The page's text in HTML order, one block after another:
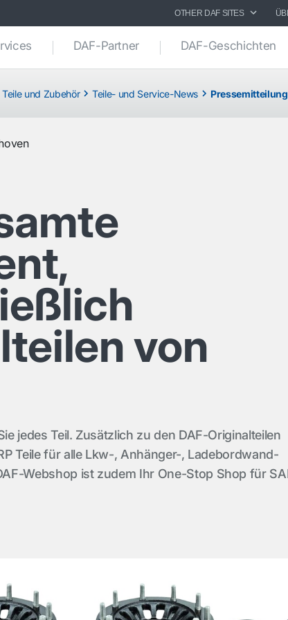
OTHER DAF SITES
DAF-Partner DAF-Geschichten
Teile und Zubehör Teile- und Service-News Pressemitteilung
von
jedes Teil. Zusätzlich zu den DAF-Originalteilen
Teile für alle Lkw-, Anhänger-, Ladebordwand-
Webshop ist zudem Ihr One-Stop Shop für